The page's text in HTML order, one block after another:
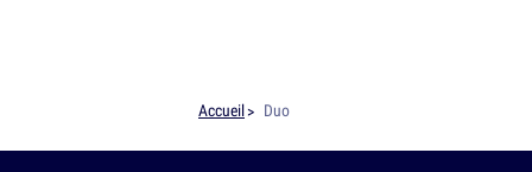
Accueil Duo